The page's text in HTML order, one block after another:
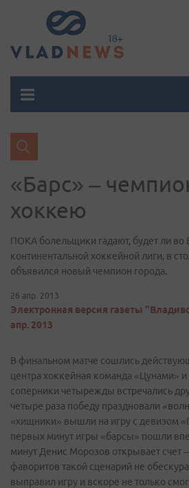
«Барс» –
хоккею
ПОКА болельщики гадают, будет ли во
континентальной хоккейной лиги, в
объявился новый чемпион города.
26 апр. 2013
Электронная версия газеты
апр. 2013
В финальном матче сошлись
центра хоккейная команда «Цунами» и
соперники четырежды встречались
четыре раза победу праздновали
«хищники» вышли на игру с девизом
первых минут игры «барсы» пошли
минут Денис Морозов открывает счет
фаворитов такой сценарий не
выправил игру и вскоре не только